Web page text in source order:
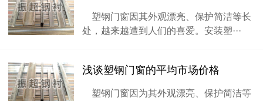
塑钢门窗因其外观漂亮、保护简洁等长
处，越来越遭到人们的喜爱。安装塑···
浅谈塑钢门窗的平均市场价格
塑钢门窗因为其外观漂亮、保护简洁等